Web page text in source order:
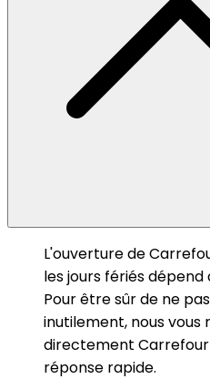
L'ouverture de
les jours fériés
Pour être sûr de ne
inutilement, nous
directement
réponse rapide.